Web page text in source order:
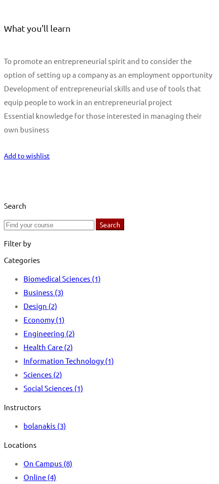
What you'll learn
To promote an entrepreneurial spirit and to consider the
option of setting up a company as an employment opportunity
Development of entrepreneurial skills and use of tools that
equip people to work in an entrepreneurial project
Essential knowledge for those interested in managing their
own business
Add to wishlist
Search
Search
Search
Filter by
Categories
Biomedical Sciences (1)
Business (3)
Design (2)
Economy (1)
Engineering (2)
Health Care (2)
Information Technology (1)
Sciences (2)
Social Sciences (1)
Instructors
bolanakis (3)
Locations
On Campus (8)
Online (4)